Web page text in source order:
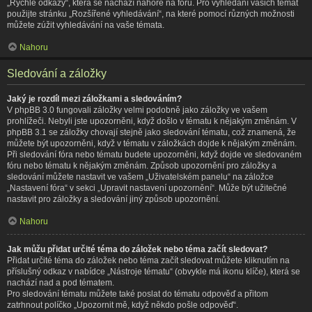
„Rychlé odkazy“, která se nachází nahoře na fóru. Pro vyhledání vašich témat
použijte stránku „Rozšířené vyhledávání“, na které pomocí různých možnosti
můžete zúžit vyhledávání na vaše témata.
Nahoru
Sledování a záložky
Jaký je rozdíl mezi záložkami a sledováním?
V phpBB 3.0 fungovali záložky velmi podobně jako záložky ve vašem
prohlížeči. Nebyli jste upozorněni, když došlo v tématu k nějakým změnám. V
phpBB 3.1 se záložky chovají stejně jako sledování tématu, což znamená, že
můžete být upozorněni, když v tématu v záložkách dojde k nějakým změnám.
Při sledování fóra nebo tématu budete upozorněni, když dojde ve sledovaném
fóru nebo tématu k nějakým změnám. Způsob upozornění pro záložky a
sledování můžete nastavit ve vašem „Uživatelském panelu“ na záložce
„Nastavení fóra“ v sekci „Upravit nastavení upozornění“. Může být užitečné
nastavit pro záložky a sledování jiný způsob upozornění.
Nahoru
Jak můžu přidat určité téma do záložek nebo téma začít sledovat?
Přidat určité téma do záložek nebo téma začít sledovat můžete kliknutím na
příslušný odkaz v nabídce „Nástroje tématu“ (obvykle má ikonu klíče), která se
nachází nad a pod tématem.
Pro sledování tématu můžete také poslat do tématu odpověď a přitom
zatrhnout políčko „Upozornit mě, když někdo pošle odpověď“.